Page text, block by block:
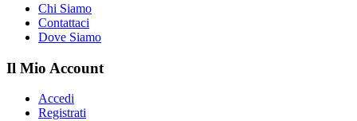
Chi Siamo
Contattaci
Dove Siamo
Il Mio Account
Accedi
Registrati